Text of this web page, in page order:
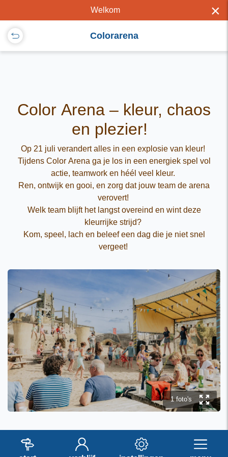
Welkom ×
Colorarena
Color Arena – kleur, chaos
en plezier!
Op 21 juli verandert alles in een explosie van kleur!
Tijdens Color Arena ga je los in een energiek spel vol
actie, teamwork en héél veel kleur.
Ren, ontwijk en gooi, en zorg dat jouw team de arena
verovert!
Welk team blijft het langst overeind en wint deze
kleurrijke strijd?
Kom, speel, lach en beleef een dag die je niet snel
vergeet!
1 foto's y